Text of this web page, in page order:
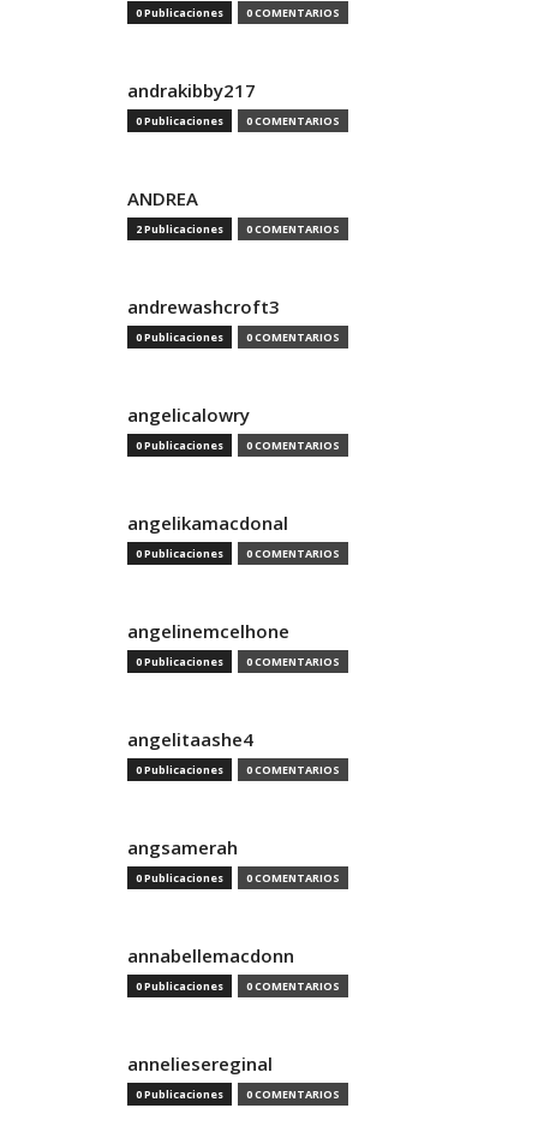
0 Publicaciones 0 COMENTARIOS
andrakibby217
0 Publicaciones 0 COMENTARIOS
ANDREA
2 Publicaciones 0 COMENTARIOS
andrewashcroft3
0 Publicaciones 0 COMENTARIOS
angelicalowry
0 Publicaciones 0 COMENTARIOS
angelikamacdonal
0 Publicaciones 0 COMENTARIOS
angelinemcelhone
0 Publicaciones 0 COMENTARIOS
angelitaashe4
0 Publicaciones 0 COMENTARIOS
angsamerah
0 Publicaciones 0 COMENTARIOS
annabellemacdonn
0 Publicaciones 0 COMENTARIOS
anneliesereginal
0 Publicaciones 0 COMENTARIOS